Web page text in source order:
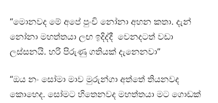
“මොනවද මේ අපේ පුංචි නෝනා අහන කතා. දැන්
නෝනා මහත්තයා ලඟ ඉදිද්දී වෙනදටත් වඩා
ලස්සනයි. හරි පිරුණු ගතියක් දැනෙනවා”
“ඔය නං සෝමා මාව මුරුන්ගා අත්තේ තියනවද
කොහෙද. සෝමට හිතෙනවද මහත්තයා මට ගොඩක්